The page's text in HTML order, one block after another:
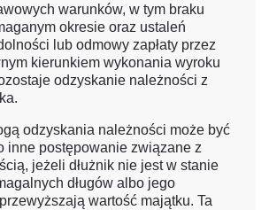
warunków, w tym braku
okresie oraz ustaleń
lub odmowy zapłaty przez
kierunkiem wykonania wyroku
odzyskanie należności z
odzyskania należności może być
inne postępowanie związane z
jeżeli dłużnik nie jest w stanie
długów albo jego
wartość majątku. Ta